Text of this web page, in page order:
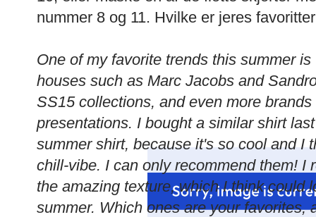
nummer 8 og 11. Hvilke er jeres
One of my favorite trends this summer
houses such as Marc Jacobs and
SS15 collections, and even more
presentations. I bought a similar shirt
summer shirt, because it's so cool and I
chill-vibe. I can only recommend them! I
the amazing texture, which I think could
summer. Which ones are your favorites,